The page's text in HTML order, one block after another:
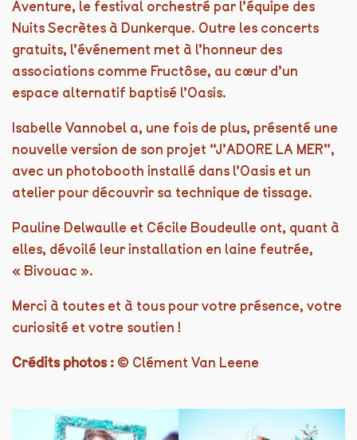
Aventure, le festival orchestré par l’équipe des
Nuits Secrètes à Dunkerque. Outre les concerts
gratuits, l’événement met à l’honneur des
associations comme Fructôse, au cœur d’un
espace alternatif baptisé l’Oasis.
Isabelle Vannobel a, une fois de plus, présenté une
nouvelle version de son projet “J’ADORE LA MER”,
avec un photobooth installé dans l’Oasis et un
atelier pour découvrir sa technique de tissage.
Pauline Delwaulle et Cécile Boudeulle ont, quant à
elles, dévoilé leur installation en laine feutrée,
« Bivouac ».
Merci à toutes et à tous pour votre présence, votre
curiosité et votre soutien !
Crédits photos : © Clément Van Leene